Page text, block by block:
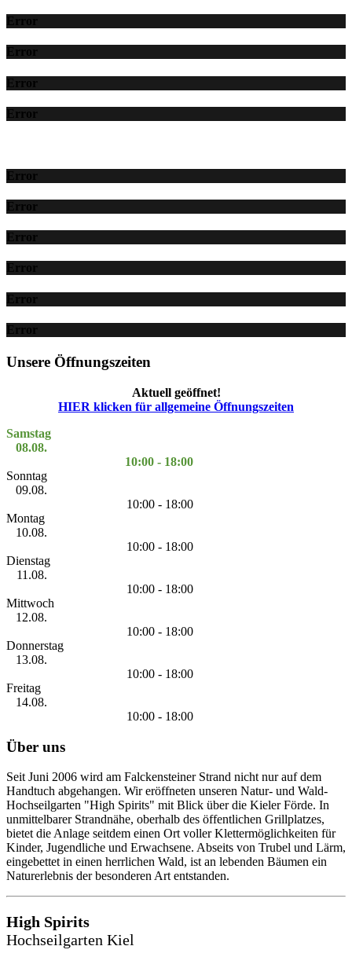
Error
Error
Error
Error
Error
Error
Error
Error
Error
Error
Unsere Öffnungszeiten
Aktuell geöffnet!
HIER klicken für allgemeine Öffnungszeiten
Samstag
08.08.
10:00 - 18:00
Sonntag
09.08.
10:00 - 18:00
Montag
10.08.
10:00 - 18:00
Dienstag
11.08.
10:00 - 18:00
Mittwoch
12.08.
10:00 - 18:00
Donnerstag
13.08.
10:00 - 18:00
Freitag
14.08.
10:00 - 18:00
Über uns
Seit Juni 2006 wird am Falckensteiner Strand nicht nur auf dem
Handtuch abgehangen. Wir eröffneten unseren Natur- und Wald-
Hochseilgarten "High Spirits" mit Blick über die Kieler Förde. In
unmittelbarer Strandnähe, oberhalb des öffentlichen Grillplatzes,
bietet die Anlage seitdem einen Ort voller Klettermöglichkeiten für
Kinder, Jugendliche und Erwachsene. Abseits von Trubel und Lärm,
eingebettet in einen herrlichen Wald, ist an lebenden Bäumen ein
Naturerlebnis der besonderen Art entstanden.
High Spirits
Hochseilgarten Kiel